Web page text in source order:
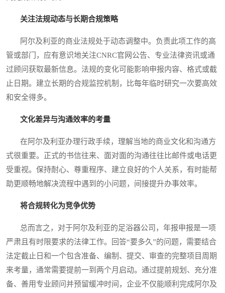
关注法规动态与长期合规策略
阿尔及利亚的商业法规处于动态调整中。负责此项工作的高
管或部门，应有意识地关注CNRC官网公告、专业法律资讯或通
过顾问获取最新信息。法规的变化可能影响申报内容、格式或截
止日期。建立长期的合规监控机制，比每年临时研究一次要高效
和安全得多。
文化差异与沟通效率的考量
在阿尔及利亚办理行政手续，理解当地的商业文化和沟通方
式很重要。正式的书信往来、面对面的沟通往往比邮件或电话更
受重视。保持耐心、尊重程序、建立良好的个人关系，有时能帮
助更顺畅地解决流程中遇到的小问题，间接提升办事效率。
将合规转化为竞争优势
总而言之，对于阿尔及利亚的足浴器公司，年报申报是一项
严肃且有时限要求的法律工作。回答“要多久”的问题，需要结合
法定截止日和一个包含准备、编制、提交、审查的完整项目周期
来考量，通常需要提前一到两个月启动。通过提前规划、充分准
备、善用专业顾问并预留缓冲时间，企业不仅能顺利完成阿尔及